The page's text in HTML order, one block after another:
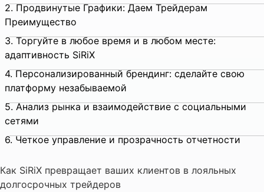
2. Продвинутые Графики: Даем Трейдерам
Преимущество
3. Торгуйте в любое время и в любом месте:
адаптивность SiRiX
4. Персонализированный брендинг: сделайте свою
платформу незабываемой
5. Анализ рынка и взаимодействие с социальными
сетями
6. Четкое управление и прозрачность отчетности
Как SiRiX превращает ваших клиентов в лояльных
долгосрочных трейдеров